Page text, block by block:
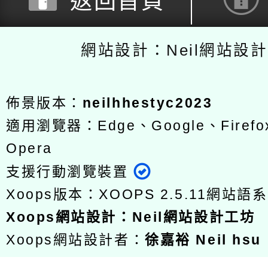
網站設計：Neil網站設
佈景版本： neilhhestyc2023
適用瀏覽器：Edge、Google、
Opera
支援行動瀏覽裝置
Xoops版本： XOOPS 2.5.11網站語
Xoops網站設計 ： Neil網站設計工坊
Xoops網站設計者：徐嘉裕 Neil hsu